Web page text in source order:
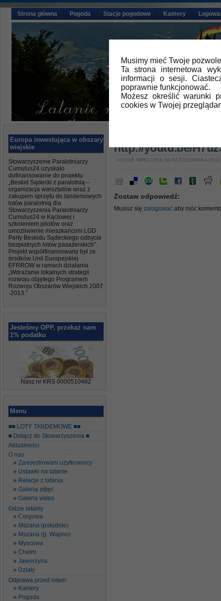
Musimy mieć Twoje
Ta strona internetowa
informacji o sesji.
poprawnie funkcjonować.
Możesz określić warunki
cookies w Twojej
Strona główna Pogoda Stacje pogodowe Kamery
Europa inwestująca w obszary
wiejskie
Stowarzyszenie Paralotniarzy
Cumulus24 uzyskało
dofinansowanie do projektu
„Beskid Sądecki z paralotnią –
organizacja warsztatów wraz z
zakupem sprzętu do tandemowych
lotów paralotnią dla
Stowarzyszenia Paralotniarzy
Cumulus24 w Kąclowej i
szkoleniem pilotów oraz
umożliwienie mieszkańcom LGD
Perły Beskidu Sądeckiego odbycie
bezpłatnych lotów pasażerskich”.
Projekt współfinansowany był ze
środków Unii Europejskiej
EFRROW w ramach działania
„Wdrażanie lokalnych strategii
rozwoju objętego Programem
Rozwoju Obszarów Wiejskich 2007
-2013.”
Jesteśmy OPP, przekaż nam
1% podatku
Nasz nr KRS 0000510482
Menu
■■ LOTY TANDEMOWE ■■
■ Dołącz do Stowarzyszenia ■
Aktualności
O nas
Zarejestrowani użytkownicy
Ustawki na latanie
Relacje z latania
Galeria zdjęć
Galeria video
Gdzie latamy
Cergowa
Mszana (południe)
Mszana (g. Wapno)
Myscowa
Chełm
Jaworzyna
Działy
Odprawa przed lotem
Kamery
Pogoda
http://youtu.be/
AUTOR: MIRO DNIA 30 PAŹDZIERNIKA 2012
Zostaw odpowiedź:
Musisz się zalogować aby móc